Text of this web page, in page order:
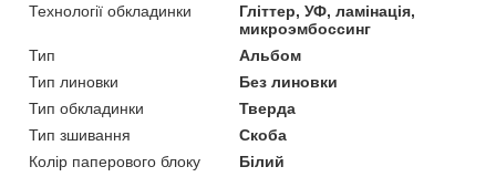
Технології обкладинки
Гліттер, УФ, ламінація,
микроэмбоссинг
Тип
Альбом
Тип линовки
Без линовки
Тип обкладинки
Тверда
Тип зшивання
Скоба
Колір паперового блоку
Білий